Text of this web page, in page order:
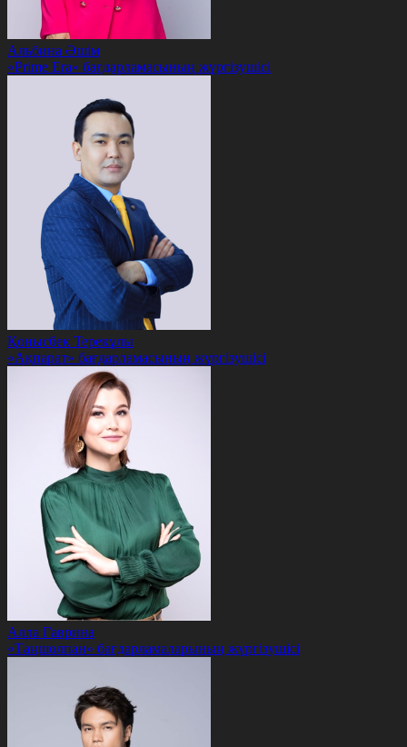
Альбина Әшім
«Prime Era» бағдарламасының жүргізушісі
Қонысбек Терекұлы
«Ақпарат» бағдарламасының жүргізушісі
Алла Гаврина
«Таңшолпан» бағдарламаларының жүргізушісі